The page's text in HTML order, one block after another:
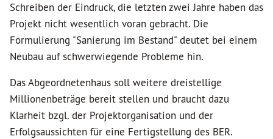
Schreiben der Eindruck, die letzten zwei Jahre haben das
Projekt nicht wesentlich voran gebracht. Die
Formulierung "Sanierung im Bestand" deutet bei einem
Neubau auf schwerwiegende Probleme hin.
Das Abgeordnetenhaus soll weitere dreistellige
Millionenbeträge bereit stellen und braucht dazu
Klarheit bzgl. der Projektorganisation und der
Erfolgsaussichten für eine Fertigstellung des BER.